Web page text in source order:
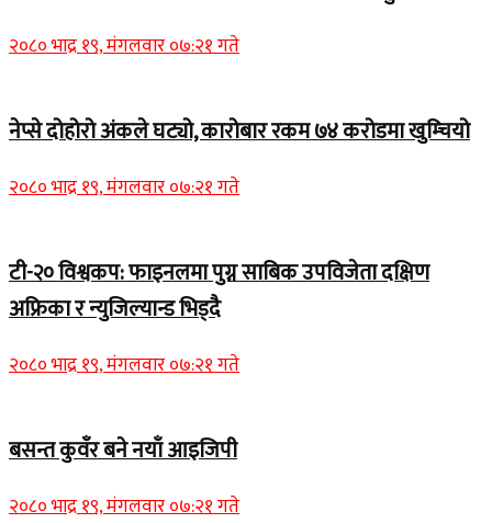
२०८० भाद्र १९, मंगलवार ०७:२१ गते
नेप्से दोहोरो अंकले घट्यो, कारोबार रकम ७४ करोडमा खुम्चियो
२०८० भाद्र १९, मंगलवार ०७:२१ गते
टी-२० विश्वकप: फाइनलमा पुग्न साबिक उपविजेता दक्षिण
अफ्रिका र न्युजिल्यान्ड भिड्दै
२०८० भाद्र १९, मंगलवार ०७:२१ गते
बसन्त कुवँर बने नयाँ आइजिपी
२०८० भाद्र १९, मंगलवार ०७:२१ गते